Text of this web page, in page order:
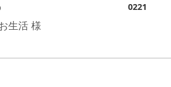
生活 様
0221